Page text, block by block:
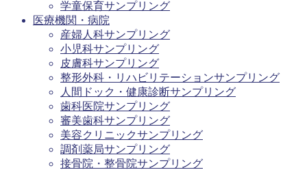
学童保育サンプリング
医療機関・病院
産婦人科サンプリング
小児科サンプリング
皮膚科サンプリング
整形外科・リハビリテーションサンプリング
人間ドック・健康診断サンプリング
歯科医院サンプリング
審美歯科サンプリング
美容クリニックサンプリング
調剤薬局サンプリング
接骨院・整骨院サンプリング